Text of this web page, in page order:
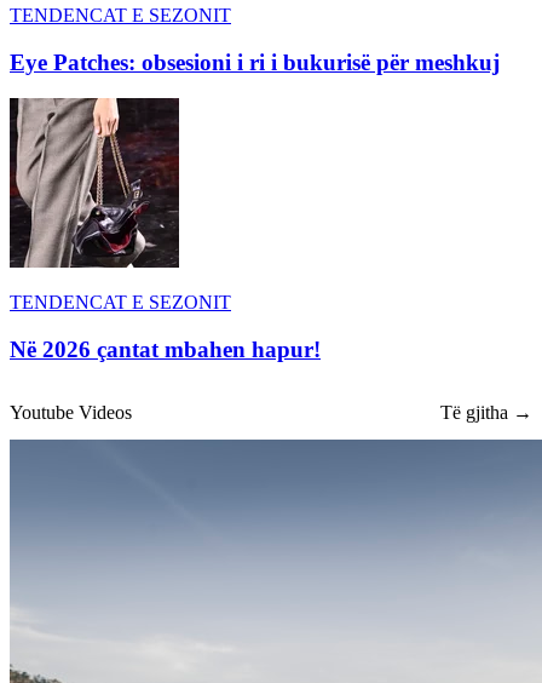
TENDENCAT E SEZONIT
Eye Patches: obsesioni i ri i bukurisë për meshkuj
TENDENCAT E SEZONIT
Në 2026 çantat mbahen hapur!
Youtube Videos Të gjitha →